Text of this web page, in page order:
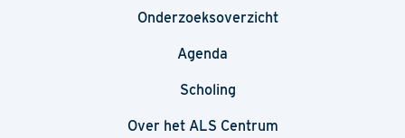
Onderzoeksoverzicht
Agenda
Scholing
Over het ALS Centrum